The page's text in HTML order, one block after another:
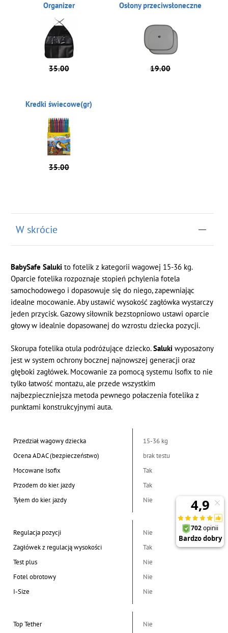
Organizer
35.00
Osłony przeciwsłoneczne
19.00
Kredki świecowe(gr)
35.00
W skrócie
BabySafe Salukito fotelik z kategorii wagowej 15-36 kg.
Oparcie fotelika rozpoznaje stopień pchylenia fotela
samochodowego i dopasowuje się do niego, zapewniając
idealne mocowanie. Aby ustawić wysokość zagłówka wystarczy
jeden przycisk. Gazowy siłownik bezstopniowo ustawi oparcie
głowy w idealnie dopasowanej do wzrostu dziecka pozycji.
Skorupa fotelika otula podróżujące dziecko.Saluki wyposażony
jest w system ochrony bocznej najnowszej generacji oraz
głęboki zagłówek. Mocowanie za pomocą systemu Isofix to nie
tylko łatwość montażu, ale przede wszystkim
najbezpieczniejsza metoda pewnego połaczenia fotelika z
punktami konstrukcyjnymi auta.
Przedział wagowy dziecka
15-36 kg
Ocena ADAC (bezpieczeństwo)
brak testu
Mocowane Isofix
Tak
Przodem do kier. jazdy
Tak
Tyłem do kier. jazdy
Nie
Regulacja pozycji
Nie
Zagłówek z regulacją wysokości
Tak
Test plus
Nie
Fotel obrotowy
Nie
I-Size
Nie
Top Tether Nie